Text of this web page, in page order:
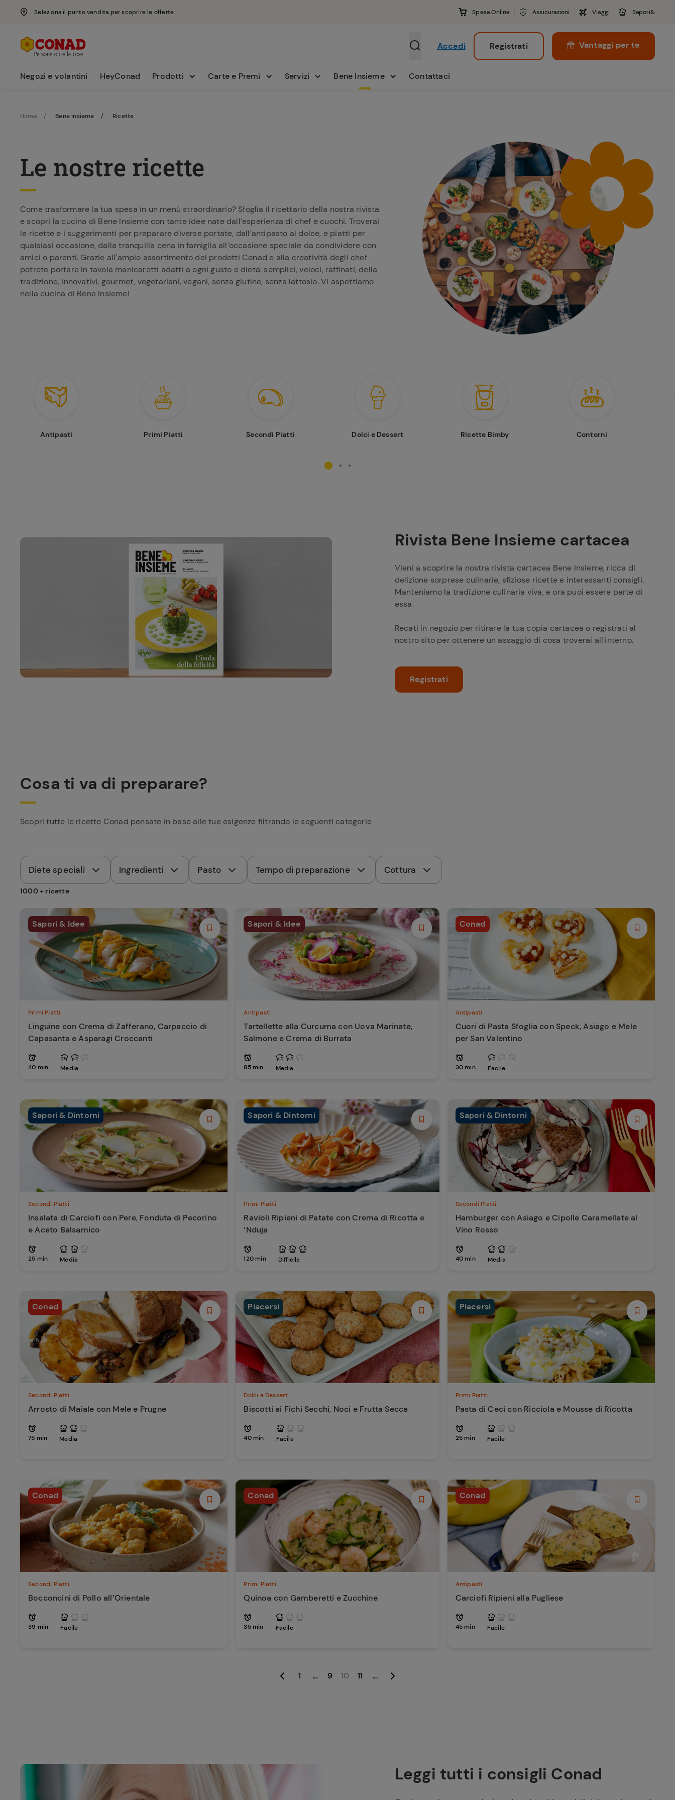
Seleziona il punto vendita per scoprire le offerte Spesa Online Assicurazioni Viaggi Sapori&
Accedi Registrati Vantaggi per te
Negozi e volantini HeyConad Prodotti Carte e Premi Servizi Bene Insieme Contattaci
Home Bene Insieme Ricette
Le nostre ricette
Come trasformare la tua spesa in un menù straordinario? Sfoglia il ricettario della nostra rivista
e scopri la cucina di Bene Insieme con tante idee nate dall’esperienza di chef e cuochi. Troverai
le ricette e i suggerimenti per preparare diverse portate, dall’antipasto al dolce, e piatti per
qualsiasi occasione, dalla tranquilla cena in famiglia all’occasione speciale da condividere con
amici o parenti. Grazie all'ampio assortimento dei prodotti Conad e alla creatività degli chef
potrete portare in tavola manicaretti adatti a ogni gusto e dieta: semplici, veloci, raffinati, della
tradizione, innovativi, gourmet, vegetariani, vegani, senza glutine, senza lattosio. Vi aspettiamo
nella cucina di Bene Insieme!
Antipasti Primi Piatti Secondi Piatti Dolci e Dessert Ricette Bimby Contorni
Rivista Bene Insieme cartacea
Vieni a scoprire la nostra rivista cartacea Bene Insieme, ricca di
delizione sorprese culinarie, sfiziose ricette e interessanti consigli.
Manteniamo la tradizione culinaria viva, e ora puoi essere parte di
essa.
Recati in negozio per ritirare la tua copia cartacea o registrati al
nostro sito per ottenere un assaggio di cosa troverai all'interno.
Registrati
Cosa ti va di preparare?
Scopri tutte le ricette Conad pensate in base alle tue esigenze filtrando le seguenti categorie
Diete speciali Ingredienti Pasto Tempo di preparazione Cottura
1000 + ricette
Sapori & Idee
Primi Piatti
Linguine con Crema di Zafferano, Carpaccio di
Capasanta e Asparagi Croccanti
40 min Media
Sapori & Idee
Antipasti
Tartellette alla Curcuma con Uova Marinate,
Salmone e Crema di Burrata
85 min Media
Conad
Antipasti
Cuori di Pasta Sfoglia con Speck, Asiago e Mele
per San Valentino
30 min Facile
Sapori & Dintorni
Secondi Piatti
Insalata di Carciofi con Pere, Fonduta di Pecorino
e Aceto Balsamico
25 min Media
Sapori & Dintorni
Primi Piatti
Ravioli Ripieni di Patate con Crema di Ricotta e
‘Nduja
120 min Difficile
Sapori & Dintorni
Secondi Piatti
Hamburger con Asiago e Cipolle Caramellate al
Vino Rosso
40 min Media
Conad
Secondi Piatti
Arrosto di Maiale con Mele e Prugne
75 min Media
Piacersi
Dolci e Dessert
Biscotti ai Fichi Secchi, Noci e Frutta Secca
40 min Facile
Piacersi
Primi Piatti
Pasta di Ceci con Ricciola e Mousse di Ricotta
25 min Facile
Conad
Secondi Piatti
Bocconcini di Pollo all’Orientale
39 min Facile
Conad
Primi Piatti
Quinoa con Gamberetti e Zucchine
35 min Facile
Conad
Antipasti
Carciofi Ripieni alla Pugliese
45 min Facile
1 ... 9 10 11 ...
Leggi tutti i consigli Conad